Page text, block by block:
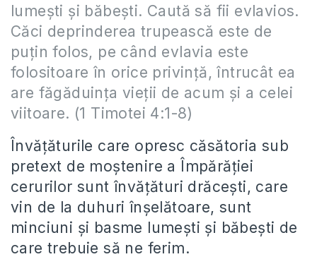
lumeşti şi băbeşti. Caută să fii evlavios.
Căci deprinderea trupească este de
puţin folos, pe când evlavia este
folositoare în orice privinţă, întrucât ea
are făgăduinţa vieţii de acum şi a celei
viitoare. (1 Timotei 4:1-8)
Învăţăturile care opresc căsătoria sub
pretext de moştenire a Împărăţiei
cerurilor sunt învăţături drăceşti, care
vin de la duhuri înşelătoare, sunt
minciuni şi basme lumeşti şi băbeşti de
care trebuie să ne ferim.